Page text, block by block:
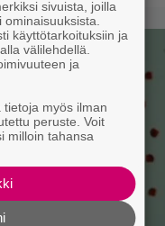
sivuista, joilla
käyttötarkoituksiin ja
välilehdellä.
ja
myös ilman
peruste. Voit
milloin tahansa